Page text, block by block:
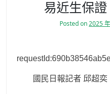
易近生保
Posted on2025
國民日報記者 邱超奕